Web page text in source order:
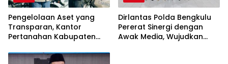
Pengelolaan Aset yang
Transparan, Kantor
Pertanahan Kabupaten
kepada Pemenang Lelang
Dirlantas Polda Bengkulu
Pererat Sinergi dengan
Awak Media, Wujudkan